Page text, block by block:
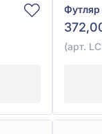
Футляр
(арт.